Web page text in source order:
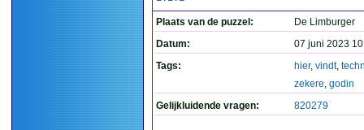
Plaats van de puzzel:
De Limburger
Datum:
07 juni 2023
Tags:
hier, vindt,
zekere, godin
Gelijkluidende vragen:
820279